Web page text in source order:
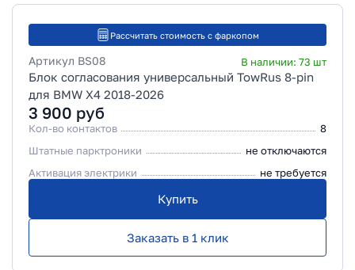
Рассчитать стоимость с фаркопом
Артикул BS08 В наличии: 73 шт
Блок согласования универсальный TowRus 8-pin
для BMW X4 2018-2026
3 900 руб
Кол-во контактов
8
Штатные парктроники
не отключаются
Активация электрики
не требуется
Купить
Заказать в 1 клик